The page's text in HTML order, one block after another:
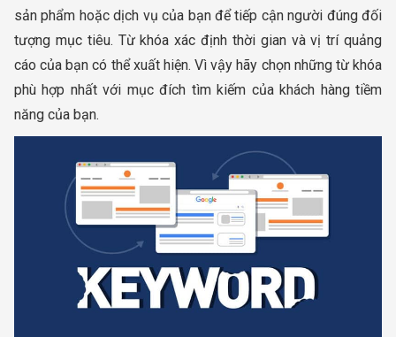
sản phẩm hoặc dịch vụ của bạn để tiếp cận người đúng đối
tượng mục tiêu. Từ khóa xác định thời gian và vị trí quảng
cáo của bạn có thể xuất hiện. Vì vậy hãy chọn những từ khóa
phù hợp nhất với mục đích tìm kiếm của khách hàng tiềm
năng của bạn.